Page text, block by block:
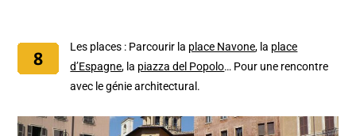
Les places : Parcourir la place Navone, la place
d’Espagne, la piazza del Popolo… Pour une rencontre
avec le génie architectural.